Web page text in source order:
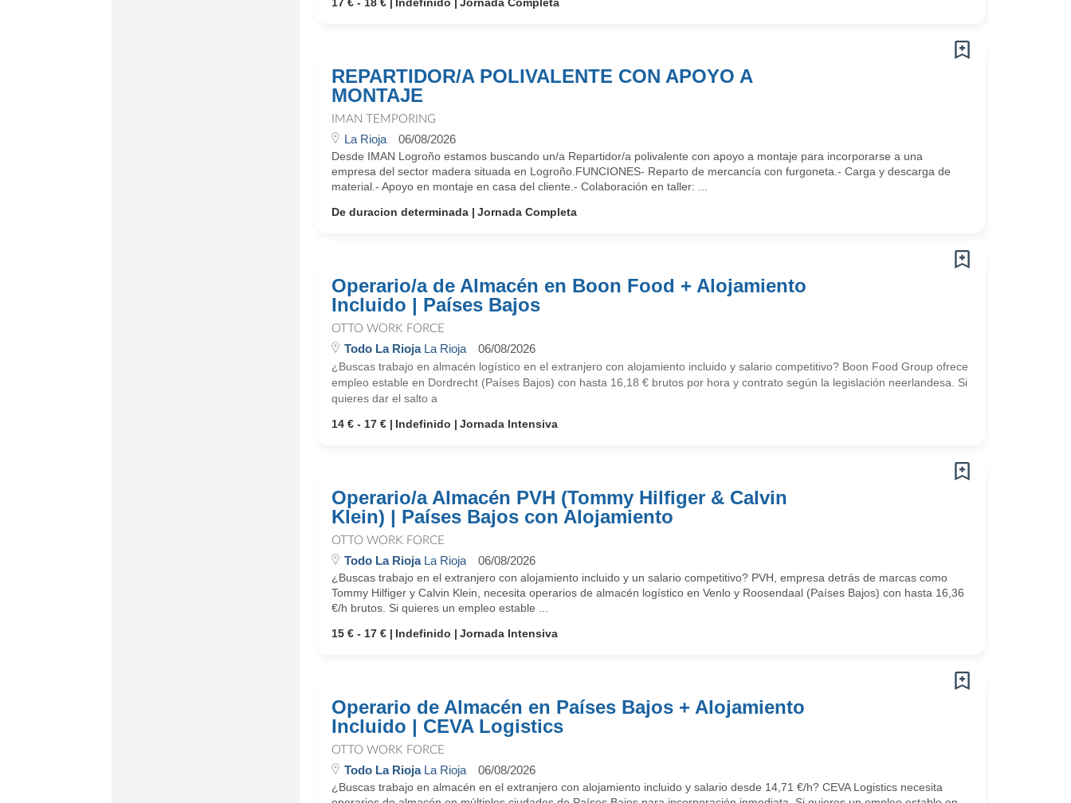
REPARTIDOR/A POLIVALENTE CON APOYO A
MONTAJE
IMAN TEMPORING
La Rioja 06/08/2026
Desde IMAN Logroño estamos buscando un/a Repartidor/a polivalente con apoyo a montaje para incorporarse a una
empresa del sector madera situada en Logroño.FUNCIONES- Reparto de mercancía con furgoneta.- Carga y descarga de
material.- Apoyo en montaje en casa del cliente.- Colaboración en taller: ...
De duracion determinada
Jornada Completa
Operario/a de Almacén en Boon Food + Alojamiento
Incluido | Países Bajos
OTTO WORK FORCE
Todo La RiojaLa Rioja 06/08/2026
¿Buscas trabajo en almacén logístico en el extranjero con alojamiento incluido y salario competitivo? Boon Food Group ofrece
empleo estable en Dordrecht (Países Bajos) con hasta 16,18 € brutos por hora y contrato según la legislación neerlandesa. Si
quieres dar el salto a
14 € - 17 €
Indefinido Jornada Intensiva
Operario/a Almacén PVH (Tommy Hilfiger & Calvin
Klein) | Países Bajos con Alojamiento
OTTO WORK FORCE
Todo La RiojaLa Rioja 06/08/2026
¿Buscas trabajo en el extranjero con alojamiento incluido y un salario competitivo? PVH, empresa detrás de marcas como
Tommy Hilfiger y Calvin Klein, necesita operarios de almacén logístico en Venlo y Roosendaal (Países Bajos) con hasta 16,36
€/h brutos. Si quieres un empleo estable ...
15 € - 17 €
Indefinido Jornada Intensiva
Operario de Almacén en Países Bajos + Alojamiento
Incluido | CEVA Logistics
OTTO WORK FORCE
Todo La RiojaLa Rioja 06/08/2026
¿Buscas trabajo en almacén en el extranjero con alojamiento incluido y salario desde 14,71 €/h? CEVA Logistics necesita